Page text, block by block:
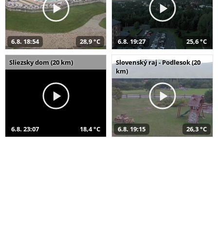
6.8. 18:54 28,9 °C 6.8. 19:27 25,6 °C
Sliezsky dom (20 km)
6.8. 23:07 18,4 °C
Slovenský raj - Podlesok (20
km)
6.8. 19:15 26,3 °C